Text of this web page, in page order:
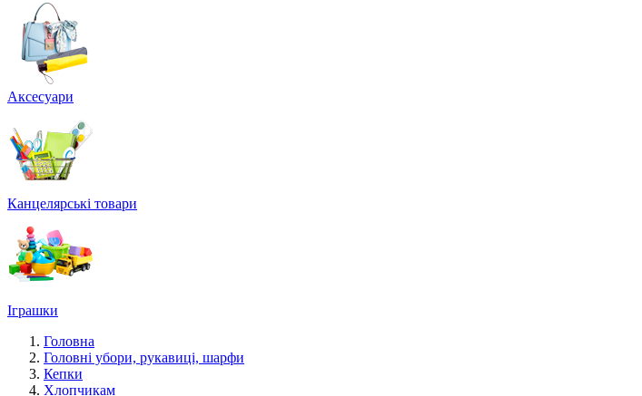
Аксесуари
Канцелярські товари
Іграшки
Головна
Головні убори, рукавиці, шарфи
Кепки
Хлопчикам